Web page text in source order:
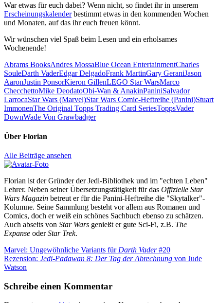
War etwas für euch dabei? Wenn nicht, so findet ihr in unserem
Erscheinungskalenderbestimmt etwas in den kommenden Wochen
und Monaten, auf das ihr euch freuen könnt.
Wir wünschen viel Spaß beim Lesen und ein erholsames
Wochenende!
Abrams BooksAndres MossaBlue Ocean EntertainmentCharles
SouleDarth VaderEdgar DelgadoFrank MartinGary GeraniJason
AaronJustin PonsorKieron GillenLEGO Star WarsMarco
ChecchettoMike DeodatoObi-Wan & AnakinPaniniSalvador
LarrocaStar Wars (Marvel)Star Wars Comic-Heftreihe (Panini)Stuart
ImmonenThe Original Topps Trading Card SeriesToppsVader
DownWade Von Grawbadger
Über Florian
Alle Beiträge ansehen
Florian ist der Gründer der Jedi-Bibliothek und im "echten Leben"
Lehrer. Neben seiner Übersetzungstätigkeit für das Offizielle Star
Wars Magazin betreut er für die Panini-Heftreihe die "Skytalker"-
Kolumne. Seine Sammlung besteht vor allem aus Romanen und
Comics, doch er weiß ein schönes Sachbuch ebenso zu schätzen.
Auch abseits von Star Wars genießt er gute Sci-Fi, z.B. The
Expanse oderStar Trek.
Beitragsnavigation
Vorheriger
Beitrag:
Marvel: Ungewöhnliche Variants für Darth Vader#20
Nächster
Beitrag:
Rezension: Jedi-Padawan 8: Der Tag der Abrechnung von Jude
Watson
Schreibe einen Kommentar